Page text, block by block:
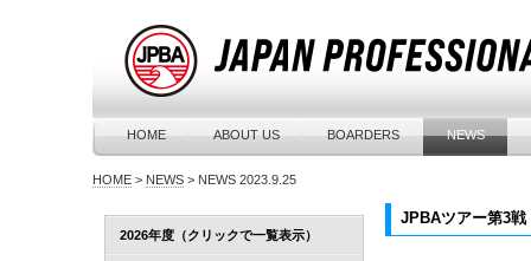
HOME ABOUT US BOARDERS NEWS
HOME> NEWS> NEWS 2023.9.25
JPBAツアー第3戦
2026年度（クリックで一覧表示）